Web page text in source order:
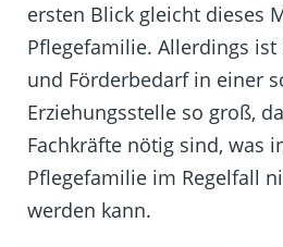
ersten Blick gleicht dieses
Pflegefamilie. Allerdings ist
und Förderbedarf in einer
Erziehungsstelle so groß,
Fachkräfte nötig sind, was
Pflegefamilie im Regelfall
werden kann.